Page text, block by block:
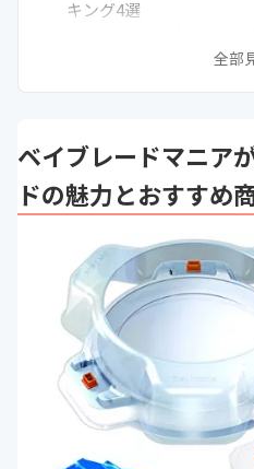
キング4選
自作ベイブレードスタジ
ベイブレードスタジアム
まとめ
全部
ベイブレードマニア
ドの魅力とおすすめ